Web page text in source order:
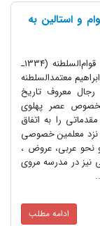
و استالین به
‌احمد قوام ملقب به قوام‌السلطنه (1334ـ
معتمدالسلطنه
معروف تاریخ
عصر پهلوی
را به اتفاق
معلمین خصوصی
عربی، عروض ،
در مدرسه مروی
ادامه مطلب